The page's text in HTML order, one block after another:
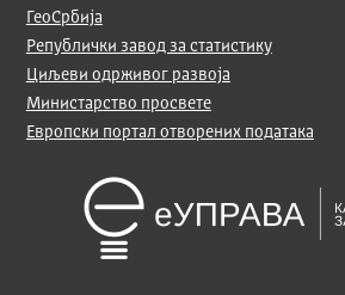
ГеоСрбија
Републички завод за статистику
Циљеви одрживог развоја
Министарство просвете
Европски портал отворених података